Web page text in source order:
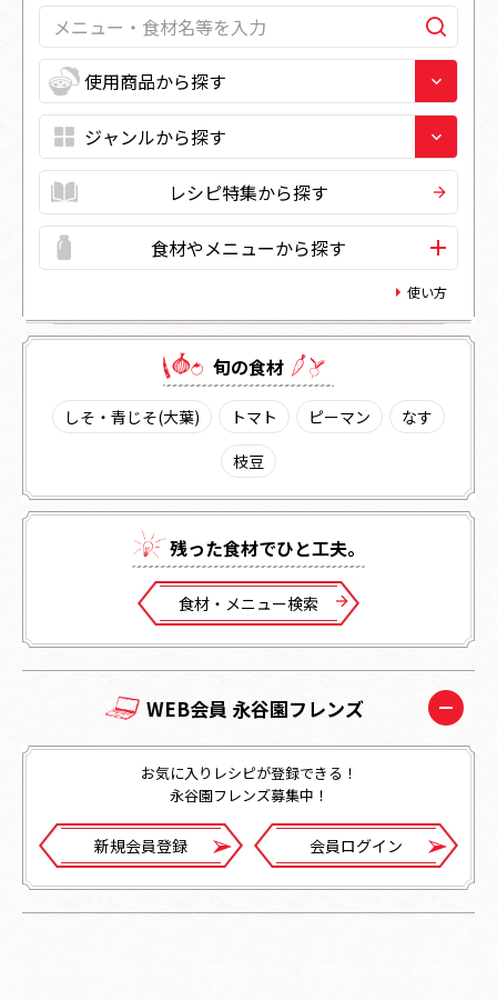
レシピ特集から探す
食材やメニューから探す
使い方
旬の⾷材
しそ・青じそ(大葉) トマト ピーマン
なす
枝豆
残った⾷材でひと⼯夫。
⾷材・メニュー検索
WEB会員 永谷園フレンズ
お気に入りレシピが登録できる！
永谷園フレンズ募集中！
新規会員登録 会員ログイン